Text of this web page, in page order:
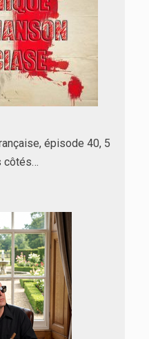
épisode 40, 5
côtés…